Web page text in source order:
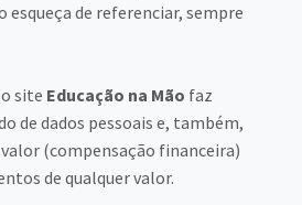
esqueça de referenciar, sempre
site Educação na Mão faz
de dados pessoais e, também,
(compensação financeira)
de qualquer valor.